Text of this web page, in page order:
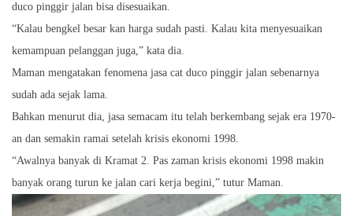
duco pinggir jalan bisa disesuaikan.
“Kalau bengkel besar kan harga sudah pasti. Kalau kita menyesuaikan
kemampuan pelanggan juga,” kata dia.
Maman mengatakan fenomena jasa cat duco pinggir jalan sebenarnya
sudah ada sejak lama.
Bahkan menurut dia, jasa semacam itu telah berkembang sejak era 1970-
an dan semakin ramai setelah krisis ekonomi 1998.
“Awalnya banyak di Kramat 2. Pas zaman krisis ekonomi 1998 makin
banyak orang turun ke jalan cari kerja begini,” tutur Maman.